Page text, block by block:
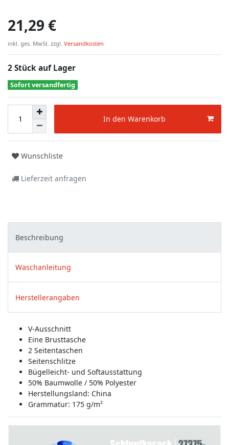
21,29 €
inkl. ges. MwSt. zzgl. Versandkosten
2 Stück auf Lager
Sofort versandfertig
In den Warenkorb
Wunschliste
Lieferzeit anfragen
Beschreibung
Waschanleitung
Herstellerangaben
V-Ausschnitt
Eine Brusttasche
2 Seitentaschen
Seitenschlitze
Bügelleicht- und Softausstattung
50% Baumwolle / 50% Polyester
Herstellungsland: China
Grammatur: 175 g/m²